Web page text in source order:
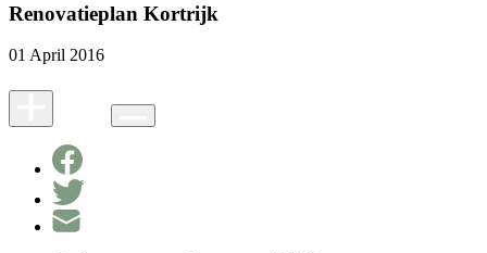
Renovatieplan Kortrijk
01 April 2016